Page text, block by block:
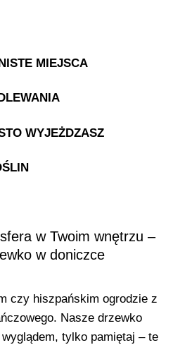
MIEJSCA
WYJEŻDZASZ
w Twoim wnętrzu –
w doniczce
czy hiszpańskim ogrodzie z
Nasze drzewko
tylko pamiętaj – te